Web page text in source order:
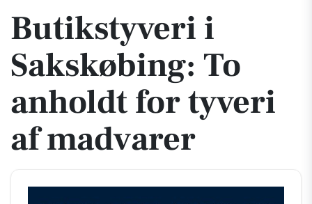
Butikstyveri i
Sakskøbing: To
anholdt for tyveri
af madvarer